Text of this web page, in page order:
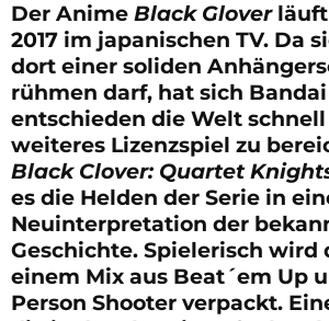
Der Anime Black Glover
2017 im japanischen TV. Da
dort einer soliden
rühmen darf, hat sich
entschieden die Welt
weiteres Lizenzspiel zu
Black Clover: Quartet
es die Helden der Serie in
Neuinterpretation der
Geschichte. Spielerisch wird
einem Mix aus Beat´em Up
Person Shooter verpackt.